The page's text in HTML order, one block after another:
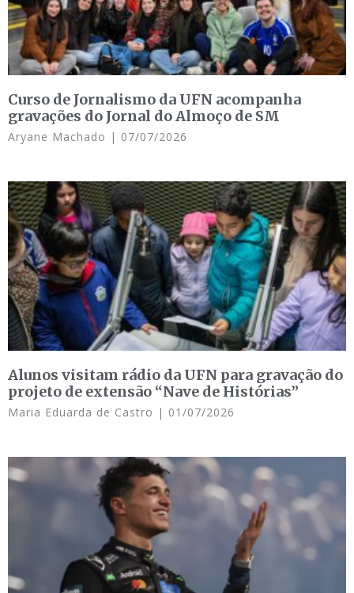
Curso de Jornalismo da UFN acompanha
gravações do Jornal do Almoço de SM
Aryane Machado 07/07/2026
Alunos visitam rádio da UFN para gravação do
projeto de extensão “Nave de Histórias”
Maria Eduarda de Castro 01/07/2026